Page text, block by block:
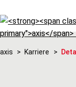
axis Karriere